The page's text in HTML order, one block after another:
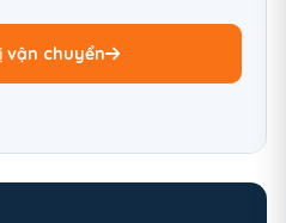
vận chuyển